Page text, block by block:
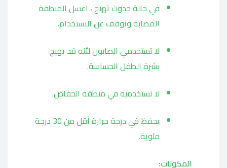
في حالة حدوث تهيج ، اغسل المنطقة
المصابة وتوقف عن الاستخدام.
لا تستخدمي الصابون لأنه قد يهيج
بشرة الطفل الحساسة.
لا تستخدميه في منطقة الحفاض.
يحفظ في درجة حرارة أقل من 30 درجة
مئوية.
المكونات: